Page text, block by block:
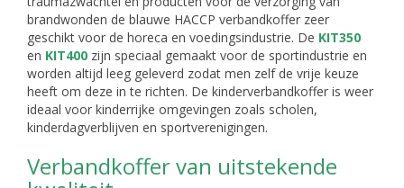
brandwonden de blauwe HACCP verbandkoffer zeer
geschikt voor de horeca en voedingsindustrie. De KIT350
en KIT400 zijn speciaal gemaakt voor de sportindustrie en
worden altijd leeg geleverd zodat men zelf de vrije keuze
heeft om deze in te richten. De kinderverbandkoffer is weer
ideaal voor kinderrijke omgevingen zoals scholen,
kinderdagverblijven en sportverenigingen.
Verbandkoffer van uitstekende